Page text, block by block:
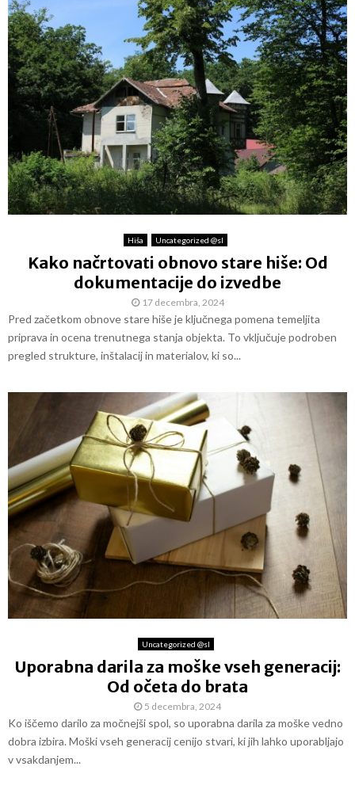
Hiša Uncategorized @sl
Kako načrtovati obnovo stare hiše: Od
dokumentacije do izvedbe
17 decembra, 2024
Pred začetkom obnove stare hiše je ključnega pomena temeljita
priprava in ocena trenutnega stanja objekta. To vključuje podroben
pregled strukture, inštalacij in materialov, ki so...
Uncategorized @sl
Uporabna darila za moške vseh generacij:
Od očeta do brata
5 decembra, 2024
Ko iščemo darilo za močnejši spol, so uporabna darila za moške vedno
dobra izbira. Moški vseh generacij cenijo stvari, ki jih lahko uporabljajo
v vsakdanjem...